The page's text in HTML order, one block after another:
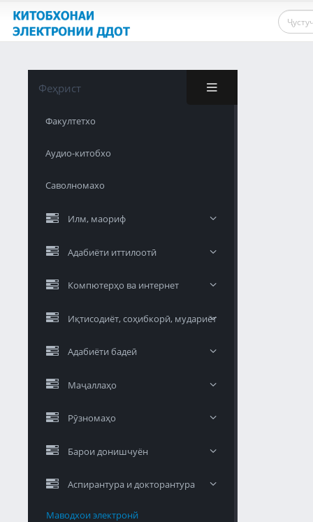
Феҳрист
Факултетхо
Аудио-китобхо
Саволномахо
Илм, маориф
Адабиёти иттилоотӣ
Компютерҳо ва интернет
Иқтисодиёт, соҳибкорӣ, мудариёт
Адабиёти бадеӣ
Маҷаллаҳо
Рӯзномаҳо
Барои донишчуён
Аспирантура и докторантура
Маводхои электронй